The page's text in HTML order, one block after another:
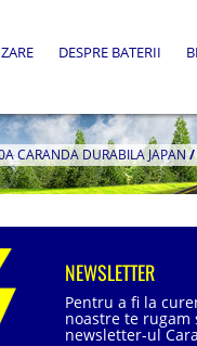
DESPRE BATERII
CARANDA DURABILA JAPAN/
NEWSLETTER
Pentru a fi la
noastre te rugam
newsletter-ul